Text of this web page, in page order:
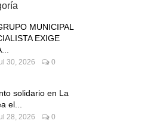
MUNICIPAL
EXIGE
30, 2026 0
solidario en La
el...
28, 2026 0